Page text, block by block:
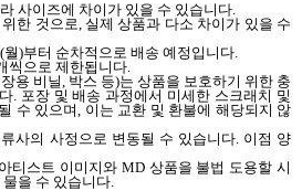
사이즈에 차이가 있을 수 있습니다.
한 것으로, 실제 상품과 다소 차이가 있을 수
(월)부터 순차적으로 배송 예정입니다.
씩으로 제한됩니다.
용 비닐, 박스 등)는 상품을 보호하기 위한 충
. 포장 및 배송 과정에서 미세한 스크래치 및
수 있으며, 이는 교환 및 환불에 해당되지 않
사의 사정으로 변동될 수 있습니다. 이점 양
티스트 이미지와 MD 상품을 불법 도용할 시
을 수 있습니다.